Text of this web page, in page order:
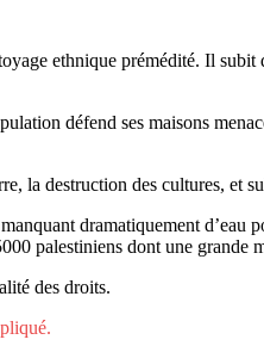
ethnique prémédité. Il
défend ses maisons
destruction des cultures, et
dramatiquement
palestiniens dont une
des droits.